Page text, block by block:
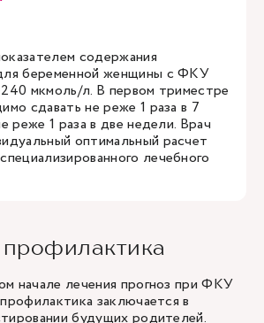
содержания
беременной женщины с ФКУ
мкмоль/л. В первом триместре
сдавать не реже 1 раза в 7
реже 1 раза в две недели. Врач
оптимальный расчет
лечебного
начале лечения прогноз при ФКУ
заключается в
будущих родителей.